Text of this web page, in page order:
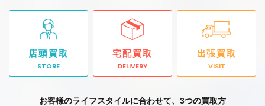
店頭買取
STORE
宅配買取
DELIVERY
出張買取
VISIT
お客様のライフスタイルに合わせて、3つの買取方